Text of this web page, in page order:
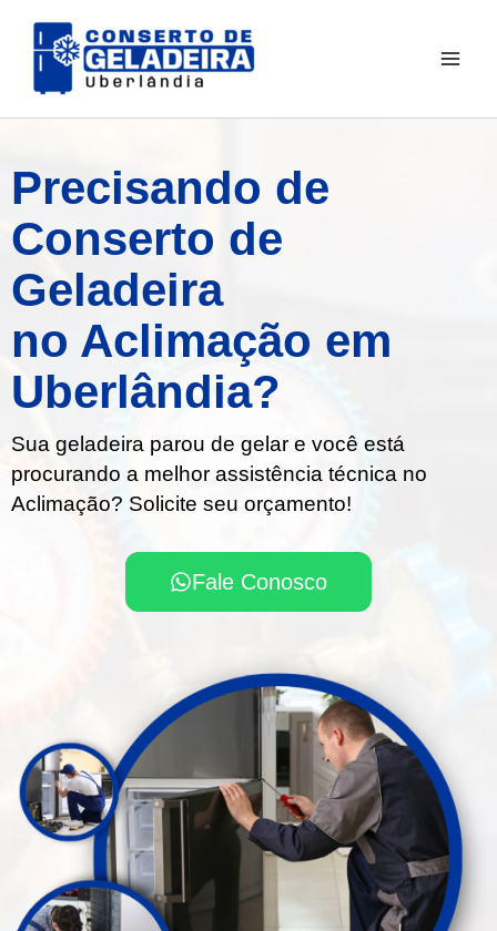
para
Precisando de
Conserto de
Geladeira
no Aclimação em
Uberlândia?
Sua geladeira parou de gelar e você está
procurando a melhor assistência técnica no
Aclimação? Solicite seu orçamento!
Fale Conosco